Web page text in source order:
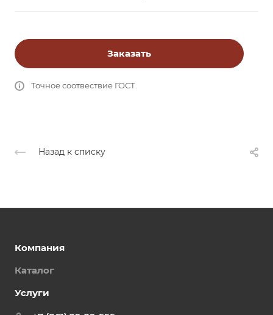
Заказать
Точное соотвествие ГОСТ.
Назад к списку
Компания
Каталог
Услуги